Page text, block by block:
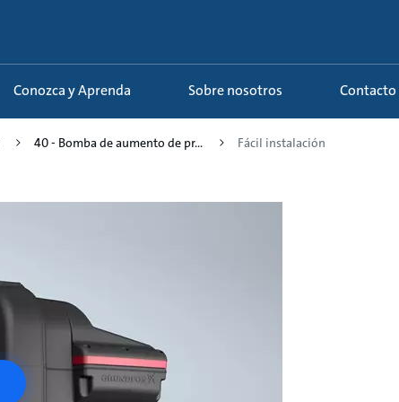
Conozca y Aprenda Sobre nosotros Contacto
40 - Bomba de aumento de pr... Fácil instalación